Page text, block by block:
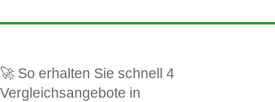
🚀 So erhalten Sie schnell 4
Vergleichsangebote in